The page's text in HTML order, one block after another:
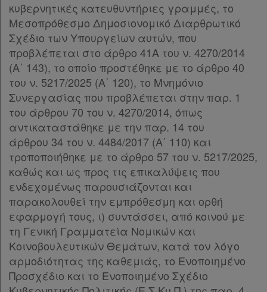
Διακρατικές
Συμφωνίες
Ελλάδας
Πληροφορίες
Εταιρεία
Επικοινωνία
Όροι
χρήσης
Πολιτική
κυβερνητικές κατευθυντήριες γραμμές, το
Μεσοπρόθεσμο Δημοσιονομικό Διαρθρωτικό
Σχέδιο των Υπουργείων αυτών, που
προβλέπεται στο άρθρο 41Α του ν. 4270/2014
(Α΄ 143), το οποίο προστέθηκε με το άρθρο 40
του ν. 5217/2025 (Α΄ 120), το Μνημόνιο
Συνεργασίας που προβλέπεται στην παρ. 1
του άρθρου 70 του ν. 4270/2014, όπως
αντικαταστάθηκε με την παρ. 14 του
άρθρου 34 του ν. 4484/2017 (Α΄ 110) και
τροποποιήθηκε με το άρθρο 57 του ν. 5217/2025,
καθώς και ως προς τις επικαλύψεις που
ενδεχομένως παρουσιάζονται και
παρακολουθεί την εμπρόθεσμη και ορθή
εφαρμογή τους, ι) συντάσσει, από κοινού με
τη Γενική Γραμματεία Νομικών και
Κοινοβουλευτικών Θεμάτων, κατά τον λόγο
αρμοδιότητας της καθεμιάς, το Ενοποιημένο
Προσχέδιο και το Ενοποιημένο Σχέδιο